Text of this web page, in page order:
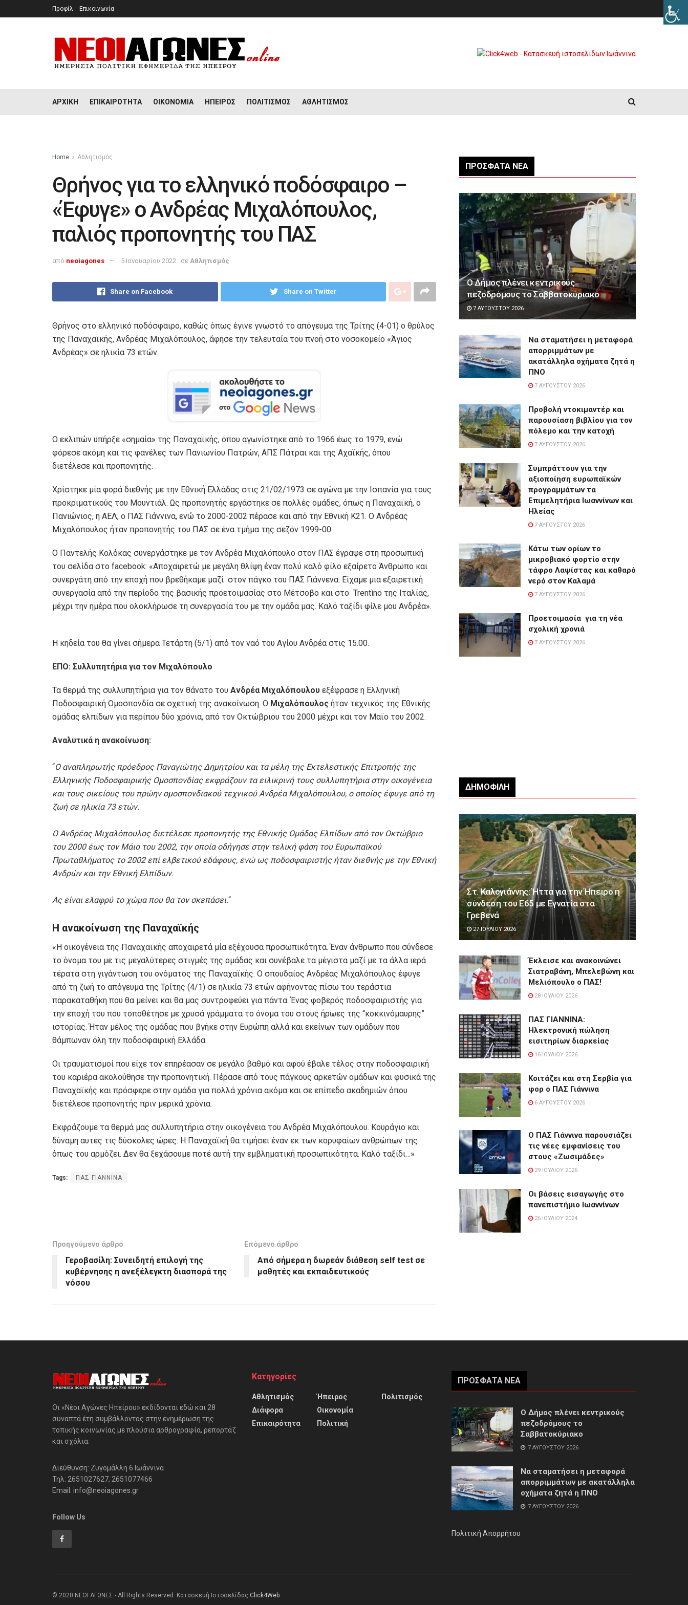
Προφίλ Επικοινωνία
ΑΡΧΙΚΉ ΕΠΙΚΑΙΡΌΤΗΤΑ ΟΙΚΟΝΟΜΊΑ ΉΠΕΙΡΟΣ ΠΟΛΙΤΙΣΜΌΣ ΑΘΛΗΤΙΣΜΌΣ
Home Αθλητισμός
Θρήνος για το ελληνικό ποδόσφαιρο –
«Έφυγε» ο Ανδρέας Μιχαλόπουλος,
παλιός προπονητής του ΠΑΣ
από neoiagones 5 Ιανουαρίου 2022 σε Αθλητισμός
Share on Facebook Share on Twitter
Θρήνος στο ελληνικό ποδόσφαιρο, καθώς όπως έγινε γνωστό το απόγευμα της Τρίτης (4-01) ο θρύλος
της Παναχαϊκής, Ανδρέας Μιχαλόπουλος, άφησε την τελευταία του πνοή στο νοσοκομείο «Άγιος
Ανδρέας» σε ηλικία 73 ετών.
Ο εκλιπών υπήρξε «σημαία» της Παναχαϊκής, όπου αγωνίστηκε από το 1966 έως το 1979, ενώ
φόρεσε ακόμη και τις φανέλες των Πανιωνίου Πατρών, ΑΠΣ Πάτραι και της Αχαϊκής, όπου
διετέλεσε και προπονητής.
Χρίστηκε μία φορά διεθνής με την Εθνική Ελλάδας στις 21/02/1973 σε αγώνα με την Ισπανία για τους
προκριματικούς του Μουντιάλ. Ως προπονητής εργάστηκε σε πολλές ομάδες, όπως η Παναχαϊκή, ο
Πανιώνιος, η ΑΕΛ, ο ΠΑΣ Γιάννινα, ενώ το 2000-2002 πέρασε και από την Εθνική Κ21. Ο Ανδρέας
Μιχαλόπουλος ήταν προπονητής του ΠΑΣ σε ένα τμήμα της σεζόν 1999-00.
Ο Παντελής Κολόκας συνεργάστηκε με τον Ανδρέα Μιχαλόπουλο στον ΠΑΣ έγραψε στη προσωπική
του σελίδα στο facebook: «Αποχαιρετώ με μεγάλη θλίψη έναν πολύ καλό φίλο εξαίρετο Άνθρωπο και
συνεργάτη από την εποχή που βρεθήκαμε μαζί στον πάγκο του ΠΑΣ Γιάννενα. Είχαμε μια εξαιρετική
συνεργασία από την περίοδο της βασικής προετοιμασίας στο Μέτσοβο και στο Trentìno της Ιταλίας,
μέχρι την ημέρα που ολοκλήρωσε τη συνεργασία του με την ομάδα μας. Καλό ταξίδι φίλε μου Ανδρέα».
Η κηδεία του θα γίνει σήμερα Τετάρτη (5/1) από τον ναό του Αγίου Ανδρέα στις 15.00.
ΕΠΟ: Συλλυπητήρια για τον Μιχαλόπουλο
Τα θερμά της συλλυπητήρια για τον θάνατο του Ανδρέα Μιχαλόπουλου εξέφρασε η Ελληνική
Ποδοσφαιρική Ομοσπονδία σε σχετική της ανακοίνωση. Ο Μιχαλόπουλος ήταν τεχνικός της Εθνικής
ομάδας ελπίδων για περίπου δύο χρόνια, από τον Οκτώβριου του 2000 μέχρι και τον Μαϊο του 2002.
Αναλυτικά η ανακοίνωση:
“Ο αναπληρωτής πρόεδρος Παναγιώτης Δημητρίου και τα μέλη της Εκτελεστικής Επιτροπής της
Ελληνικής Ποδοσφαιρικής Ομοσπονδίας εκφράζουν τα ειλικρινή τους συλλυπητήρια στην οικογένεια
και τους οικείους του πρώην ομοσπονδιακού τεχνικού Ανδρέα Μιχαλόπουλου, ο οποίος έφυγε από τη
ζωή σε ηλικία 73 ετών.
Ο Ανδρέας Μιχαλόπουλος διετέλεσε προπονητής της Εθνικής Ομάδας Ελπίδων από τον Οκτώβριο
του 2000 έως τον Μάιο του 2002, την οποία οδήγησε στην τελική φάση του Ευρωπαϊκού
Πρωταθλήματος το 2002 επί ελβετικού εδάφους, ενώ ως ποδοσφαιριστής ήταν διεθνής με την Εθνική
Ανδρών και την Εθνική Ελπίδων.
Ας είναι ελαφρύ το χώμα που θα τον σκεπάσει.“
Η ανακοίνωση της Παναχαϊκής
«Η οικογένεια της Παναχαϊκής αποχαιρετά μία εξέχουσα προσωπικότητα. Έναν άνθρωπο που σύνδεσε
το όνομα του με τις μεγαλύτερες στιγμές της ομάδας και συνέβαλε τα μέγιστα μαζί με τα άλλα ιερά
τέρατα στη γιγάντωση του ονόματος της Παναχαϊκής. Ο σπουδαίος Ανδρέας Μιχαλόπουλος έφυγε
από τη ζωή το απόγευμα της Τρίτης (4/1) σε ηλικία 73 ετών αφήνοντας πίσω του τεράστια
παρακαταθήκη που θα μείνει και θα μας συντροφεύει για πάντα. Ένας φοβερός ποδοσφαιριστής για
την εποχή του που τοποθέτησε με χρυσά γράμματα το όνομα του στους ήρωες της “κοκκινόμαυρης”
ιστορίας. Ήταν μέλος της ομάδας που βγήκε στην Ευρώπη αλλά και εκείνων των ομάδων που
θάμπωναν όλη την ποδοσφαιρική Ελλάδα.
Οι τραυματισμοί που είχε τον επηρέασαν σε μεγάλο βαθμό και αφού έβαλε τέλος στην ποδοσφαιρική
του καριέρα ακολούθησε την προπονητική. Πέρασε από τους πάγκους αρκετών ομάδων και φυσικά της
Παναχαϊκής και πρόσφερε στην ομάδα για πολλά χρόνια ακόμα και σε επίπεδο ακαδημιών όπου
διετέλεσε προπονητής πριν μερικά χρόνια.
Εκφράζουμε τα θερμά μας συλλυπητήρια στην οικογένεια του Ανδρέα Μιχαλόπουλου. Κουράγιο και
δύναμη αυτές τις δύσκολες ώρες. Η Παναχαϊκή θα τιμήσει έναν εκ των κορυφαίων ανθρώπων της
όπως του αρμόζει. Δεν θα ξεχάσουμε ποτέ αυτή την εμβληματική προσωπικότητα. Καλό ταξίδι…»
Tags: ΠΑΣ ΓΙΑΝΝΙΝΑ
Προηγούμενο άρθρο
Γεροβασίλη: Συνειδητή επιλογή της
κυβέρνησης η ανεξέλεγκτη διασπορά της
νόσου
Επόμενο άρθρο
Aπό σήμερα η δωρεάν διάθεση self test σε
μαθητές και εκπαιδευτικούς
ΠΡΌΣΦΑΤΑ ΝΈΑ
Ο Δήμος πλένει κεντρικούς
πεζοδρόμους το Σαββατοκύριακο
7 ΑΥΓΟΎΣΤΟΥ 2026
Να σταματήσει η μεταφορά
απορριμμάτων με
ακατάλληλα οχήματα ζητά η
ΠΝΟ
7 ΑΥΓΟΎΣΤΟΥ 2026
Προβολή ντοκιμαντέρ και
παρουσίαση βιβλίου για τον
πόλεμο και την κατοχή
7 ΑΥΓΟΎΣΤΟΥ 2026
Συμπράττουν για την
αξιοποίηση ευρωπαϊκών
προγραμμάτων τα
Επιμελητήρια Ιωαννίνων και
Ηλείας
7 ΑΥΓΟΎΣΤΟΥ 2026
Κάτω των ορίων το
μικροβιακό φορτίο στην
τάφρο Λαψίστας και καθαρό
νερό στον Καλαμά
7 ΑΥΓΟΎΣΤΟΥ 2026
Προετοιμασία για τη νέα
σχολική χρονιά
7 ΑΥΓΟΎΣΤΟΥ 2026
ΔΗΜΟΦΙΛΉ
Στ. Καλογιάννης: Ήττα για την Ήπειρο η
σύνδεση του Ε65 με Εγνατία στα
Γρεβενά
27 ΙΟΥΛΊΟΥ 2026
Έκλεισε και ανακοινώνει
Σιατραβάνη, Μπελεβώνη και
Μελιόπουλο ο ΠΑΣ!
28 ΙΟΥΛΊΟΥ 2026
ΠΑΣ ΓΙΑΝΝΙΝΑ:
Hλεκτρονική πώληση
εισιτηρίων διαρκείας
16 ΙΟΥΛΊΟΥ 2026
Κοιτάζει και στη Σερβία για
φορ ο ΠΑΣ Γιάννινα
6 ΑΥΓΟΎΣΤΟΥ 2026
Ο ΠΑΣ Γιάννινα παρουσιάζει
τις νέες εμφανίσεις του
στους «Ζωσιμάδες»
29 ΙΟΥΛΊΟΥ 2026
Οι βάσεις εισαγωγής στο
πανεπιστήμιο Ιωαννίνων
26 ΙΟΥΛΊΟΥ 2024
Οι «Νέοι Αγώνες Ηπείρου» εκδίδονται εδώ και 28
συναπτά έτη συμβάλλοντας στην ενημέρωση της
τοπικής κοινωνίας με πλούσια αρθρογραφία, ρεπορτάζ
και σχόλια.
Διεύθυνση: Ζυγομάλλη 6 Ιωάννινα
Τηλ: 2651027627, 2651077466
Email: info@neoiagones.gr
Follow Us
Κατηγορίες
Αθλητισμός
Διάφορα
Επικαιρότητα
Ήπειρος
Οικονομία
Πολιτική
Πολιτισμός
ΠΡΌΣΦΑΤΑ ΝΈΑ
Ο Δήμος πλένει κεντρικούς
πεζοδρόμους το
Σαββατοκύριακο
7 ΑΥΓΟΎΣΤΟΥ 2026
Να σταματήσει η μεταφορά
απορριμμάτων με ακατάλληλα
οχήματα ζητά η ΠΝΟ
7 ΑΥΓΟΎΣΤΟΥ 2026
Πολιτική Απορρήτου
© 2020 ΝΕΟΙ ΑΓΩΝΕΣ - All Rights Reserved. Κατασκευή Ιστοσελίδας Click4Web